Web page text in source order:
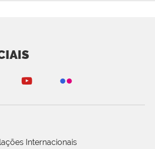
Internacionais